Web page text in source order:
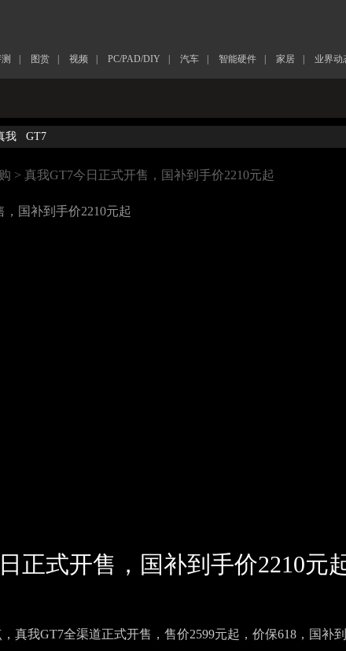
图赏 视频 PC/PAD/DIY 汽车 智能硬件 家居 业界动
我 GT7
> 真我GT7今日正式开售，国补到手价2210元起
正式开售，国补到手价2210元
真我GT7全渠道正式开售，售价2599元起，价保618，国补